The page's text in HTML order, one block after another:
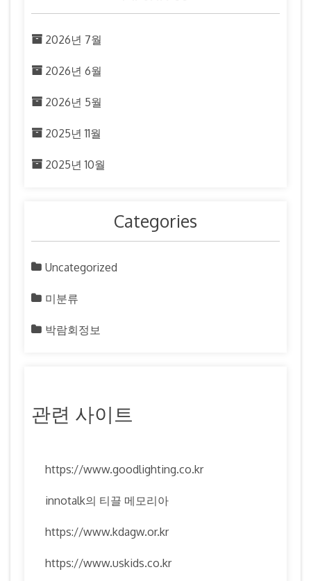
2026년 7월
2026년 6월
2026년 5월
2025년 11월
2025년 10월
Categories
Uncategorized
미분류
박람회정보
관련 사이트
https://www.goodlighting.co.kr
innotalk의 티끌 메모리아
https://www.kdagw.or.kr
https://www.uskids.co.kr